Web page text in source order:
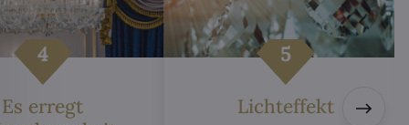
Es erregt
Lichteffekt